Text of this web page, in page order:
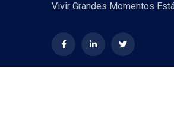
Vivir Grandes Momentos